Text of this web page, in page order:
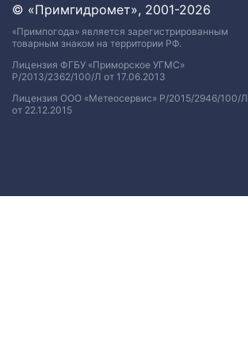
© «Примгидромет», 2001-2026
«Примпогода» является зарегистрированным
товарным знаком на территории РФ.
Лицензия ФГБУ «Приморское УГМС»
Р/2013/2362/100/Л от 17.06.2013
Лицензия ООО «Метеосервис» Р/2015/2946/100/Л
от 22.12.2015